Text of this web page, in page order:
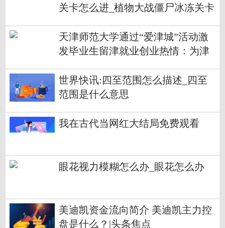
关卡怎么进_植物大战僵尸冰冻关卡
天津师范大学通过“爱津城”活动激
发毕业生留津就业创业热情：为津
世界快讯:四至范围怎么描述_四至
范围是什么意思
我在古代当网红大结局免费观看
眼花视力模糊怎么办_眼花怎么办
美迪凯资金流向简介 美迪凯主力控
盘是什么？|头条焦点